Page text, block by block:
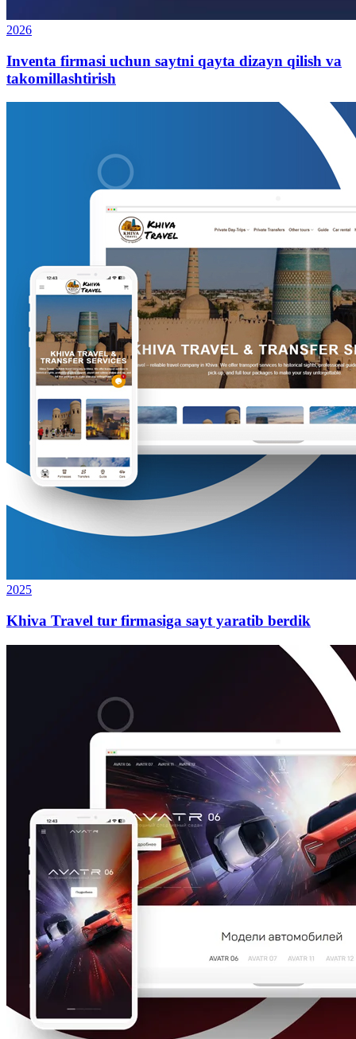
2026
Inventa firmasi uchun saytni qayta dizayn qilish va
takomillashtirish
2025
Khiva Travel tur firmasiga sayt yaratib berdik